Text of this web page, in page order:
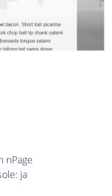
nPage
ja